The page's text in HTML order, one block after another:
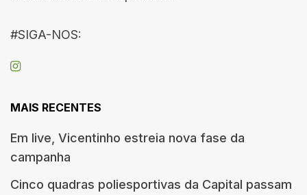
#SIGA-NOS:
MAIS RECENTES
Em live, Vicentinho estreia nova fase da
campanha
Cinco quadras poliesportivas da Capital passam